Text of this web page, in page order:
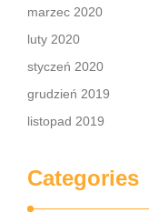
marzec 2020
luty 2020
styczeń 2020
grudzień 2019
listopad 2019
Categories